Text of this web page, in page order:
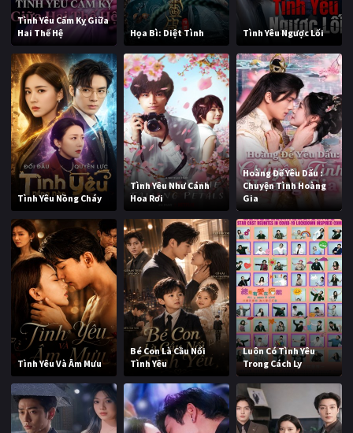
Tình Yêu Cấm Kỵ Giữa
Hai Thế Hệ
Họa Bì: Diệt Tình Tình Yêu Ngược Lối
Tình Yêu Nồng Cháy
Tình Yêu Như Cánh
Hoa Rơi
Hoàng Đế Yêu Dấu :
Chuyện Tình Hoàng
Gia
Tình Yêu Và Âm Mưu
Bé Con Là Cầu Nối
Tình Yêu
Luôn Có Tình Yêu
Trong Cách Ly